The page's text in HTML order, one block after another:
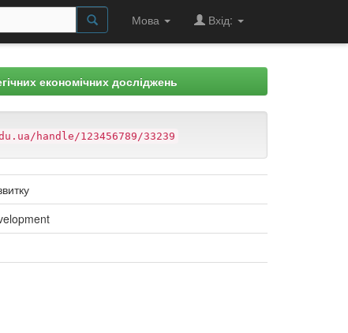
Мова Вхід:
економічних досліджень
handle/123456789/33239